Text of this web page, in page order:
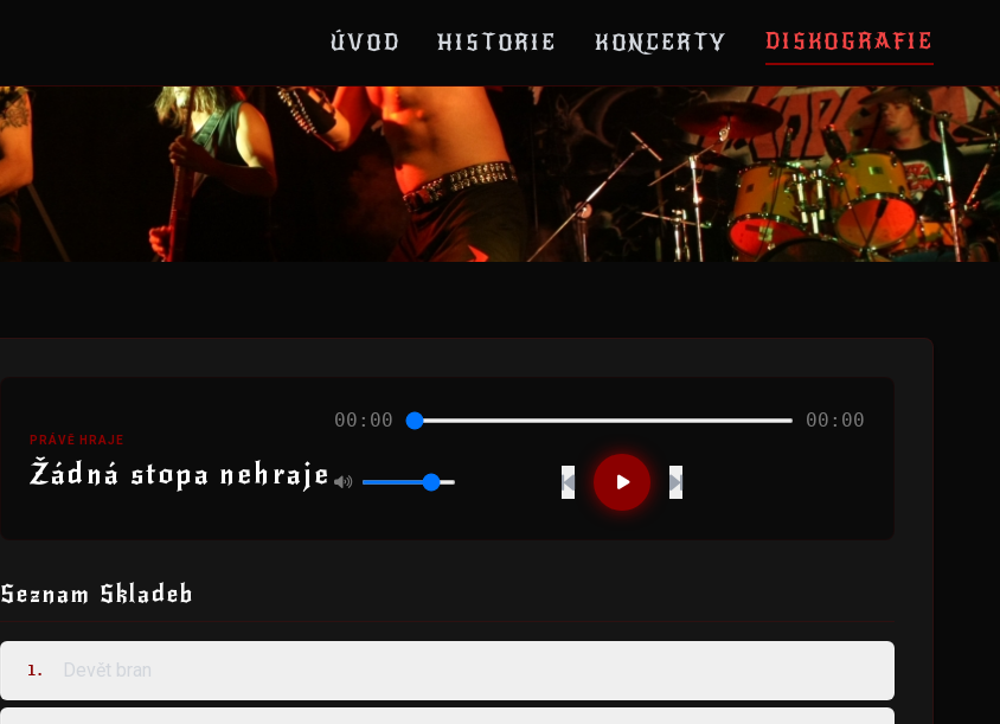
ÚVOD HISTORIE KONCERTY DISKOGRAFIE
PRÁVĚ HRAJE
Žádná stopa nehraje
00:00 00:00
Seznam Skladeb
1. Devět bran